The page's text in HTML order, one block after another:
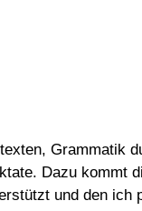
Grammatik
Dazu kommt
und den ich